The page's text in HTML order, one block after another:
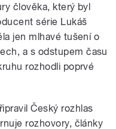
člověka, který byl
série Lukáš
jen mlhavé tušení o
a s odstupem času
rozhodli poprvé
Český rozhlas
rozhovory, články